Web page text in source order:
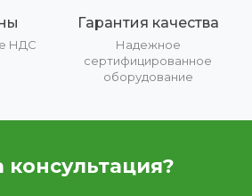
НДС
Гарантия качества
Надежное
сертифицированное
оборудование